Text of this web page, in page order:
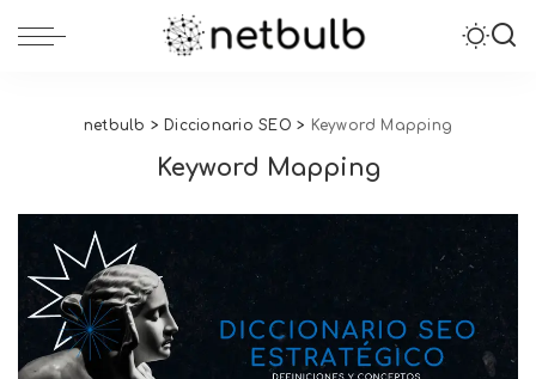
netbulb > Diccionario SEO > Keyword Mapping
Keyword Mapping